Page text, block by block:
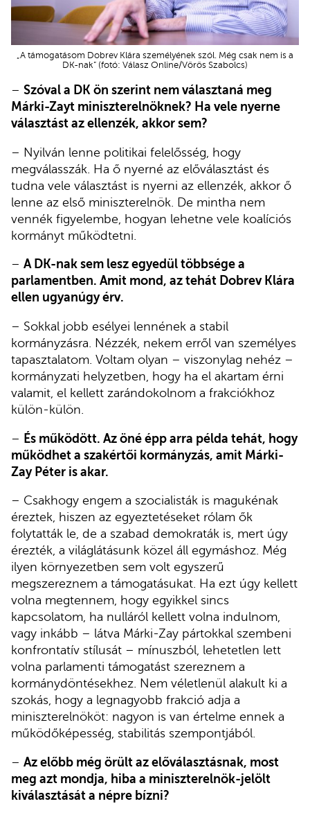
„A támogatásom Dobrev Klára személyének szól. Még csak nem is a
DK-nak” (fotó: Válasz Online/Vörös Szabolcs)
– Szóval a DK ön szerint nem választaná meg
Márki-Zayt miniszterelnöknek? Ha vele nyerne
választást az ellenzék, akkor sem?
– Nyilván lenne politikai felelősség, hogy
megválasszák. Ha ő nyerné az előválasztást és
tudna vele választást is nyerni az ellenzék, akkor ő
lenne az első miniszterelnök. De mintha nem
vennék figyelembe, hogyan lehetne vele koalíciós
kormányt működtetni.
– A DK-nak sem lesz egyedül többsége a
parlamentben. Amit mond, az tehát Dobrev Klára
ellen ugyanúgy érv.
– Sokkal jobb esélyei lennének a stabil
kormányzásra. Nézzék, nekem erről van személyes
tapasztalatom. Voltam olyan – viszonylag nehéz –
kormányzati helyzetben, hogy ha el akartam érni
valamit, el kellett zarándokolnom a frakciókhoz
külön-külön.
– És működött. Az öné épp arra példa tehát, hogy
működhet a szakértői kormányzás, amit Márki-
Zay Péter is akar.
– Csakhogy engem a szocialisták is magukénak
éreztek, hiszen az egyeztetéseket rólam ők
folytatták le, de a szabad demokraták is, mert úgy
érezték, a világlátásunk közel áll egymáshoz. Még
ilyen környezetben sem volt egyszerű
megszereznem a támogatásukat. Ha ezt úgy kellett
volna megtennem, hogy egyikkel sincs
kapcsolatom, ha nulláról kellett volna indulnom,
vagy inkább – látva Márki-Zay pártokkal szembeni
konfrontatív stílusát – mínuszból, lehetetlen lett
volna parlamenti támogatást szereznem a
kormánydöntésekhez. Nem véletlenül alakult ki a
szokás, hogy a legnagyobb frakció adja a
miniszterelnököt: nagyon is van értelme ennek a
működőképesség, stabilitás szempontjából.
– Az előbb még örült az előválasztásnak, most
meg azt mondja, hiba a miniszterelnök-jelölt
kiválasztását a népre bízni?